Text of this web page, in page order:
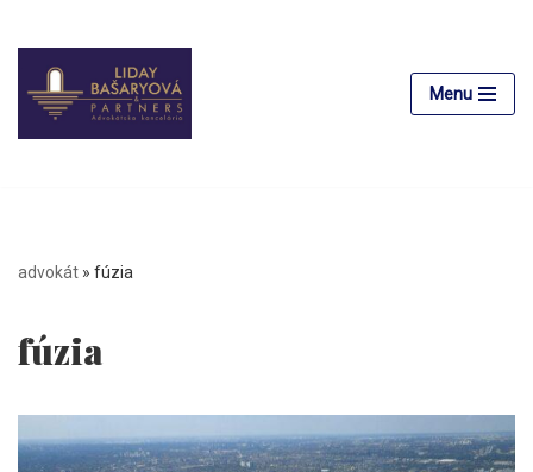
Preskočiť
na
obsah
Menu
advokát » fúzia
fúzia